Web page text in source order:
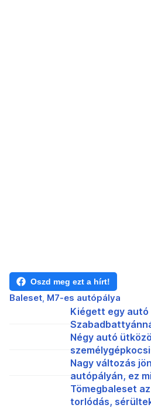
Oszd meg ezt a hírt!
Baleset M7-es autópálya
Kiégett egy autó
Négy autó
Nagy változás
autópályán, ez
Tömegbaleset
torlódás,